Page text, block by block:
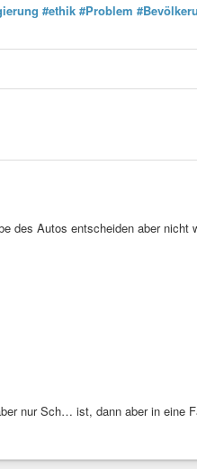
#ethik #Problem
des Autos entscheiden aber nicht
nur Sch… ist, dann aber in eine